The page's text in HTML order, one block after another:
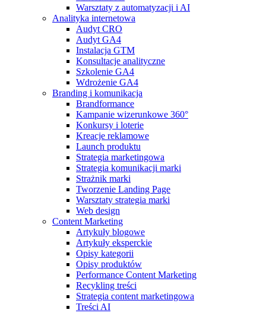
Warsztaty z automatyzacji i AI
Analityka internetowa
Audyt CRO
Audyt GA4
Instalacja GTM
Konsultacje analityczne
Szkolenie GA4
Wdrożenie GA4
Branding i komunikacja
Brandformance
Kampanie wizerunkowe 360°
Konkursy i loterie
Kreacje reklamowe
Launch produktu
Strategia marketingowa
Strategia komunikacji marki
Strażnik marki
Tworzenie Landing Page
Warsztaty strategia marki
Web design
Content Marketing
Artykuły blogowe
Artykuły eksperckie
Opisy kategorii
Opisy produktów
Performance Content Marketing
Recykling treści
Strategia content marketingowa
Treści AI